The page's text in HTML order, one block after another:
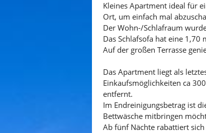
Kleines Apartment ideal für
Ort, um einfach mal
Der Wohn-/Schlafraum
Das Schlafsofa hat eine 1,70
Auf der großen Terrasse
Das Apartment liegt als
Einkaufsmöglichkeiten ca
entfernt.
Im Endreinigungsbetrag ist
Bettwäsche mitbringen
Ab fünf Nächte rabattiert